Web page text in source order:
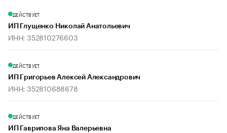
ДЕЙСТВУЕТ
ИП Глущенко Николай Анатольевич
ИНН: 352810276603
ДЕЙСТВУЕТ
ИП Григорьев Алексей Александрович
ИНН: 352810688678
ДЕЙСТВУЕТ
ИП Гаврилова Яна Валерьевна